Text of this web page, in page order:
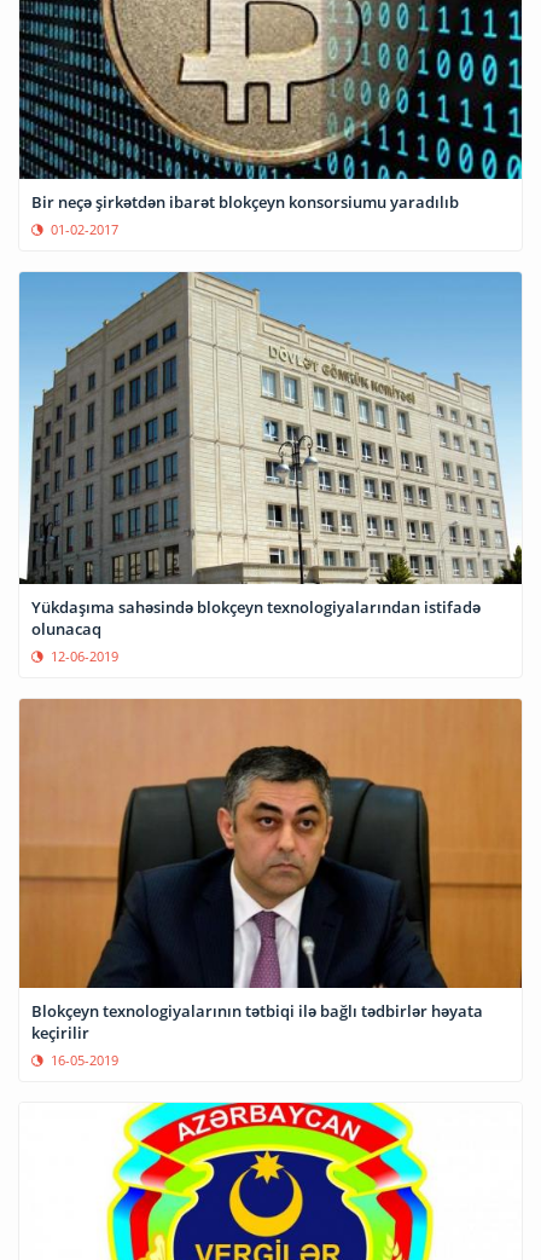
Bir neçə şirkətdən ibarət blokçeyn konsorsiumu yaradılıb
01-02-2017
Yükdaşıma sahəsində blokçeyn texnologiyalarından istifadə
olunacaq
12-06-2019
Blokçeyn texnologiyalarının tətbiqi ilə bağlı tədbirlər həyata
keçirilir
16-05-2019